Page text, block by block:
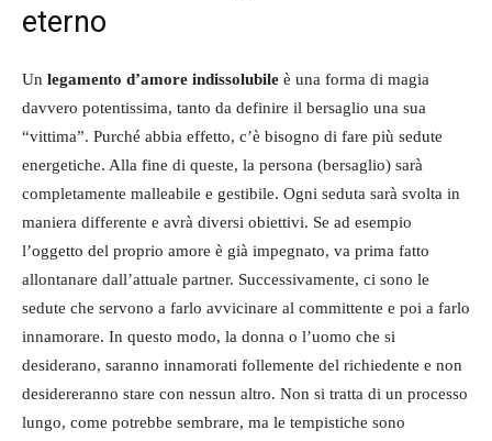
eterno
Un legamento d’amore indissolubile è una forma di magia
davvero potentissima, tanto da definire il bersaglio una sua
“vittima”. Purché abbia effetto, c’è bisogno di fare più sedute
energetiche. Alla fine di queste, la persona (bersaglio) sarà
completamente malleabile e gestibile. Ogni seduta sarà svolta in
maniera differente e avrà diversi obiettivi. Se ad esempio
l’oggetto del proprio amore è già impegnato, va prima fatto
allontanare dall’attuale partner. Successivamente, ci sono le
sedute che servono a farlo avvicinare al committente e poi a farlo
innamorare. In questo modo, la donna o l’uomo che si
desiderano, saranno innamorati follemente del richiedente e non
desidereranno stare con nessun altro. Non si tratta di un processo
lungo, come potrebbe sembrare, ma le tempistiche sono